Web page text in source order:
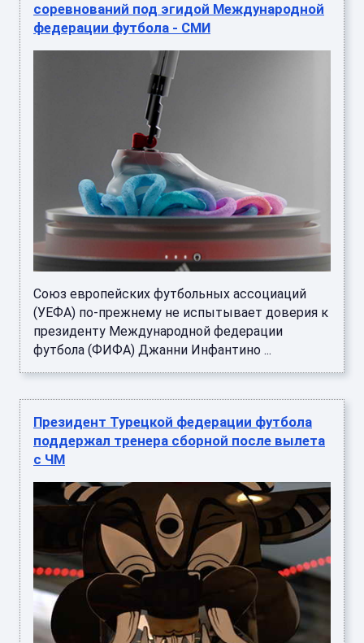
соревнований под эгидой Международной
федерации футбола - СМИ
Союз европейских футбольных ассоциаций
(УЕФА) по-прежнему не испытывает доверия к
президенту Международной федерации
футбола (ФИФА) Джанни Инфантино ...
Президент Турецкой федерации футбола
поддержал тренера сборной после вылета
с ЧМ